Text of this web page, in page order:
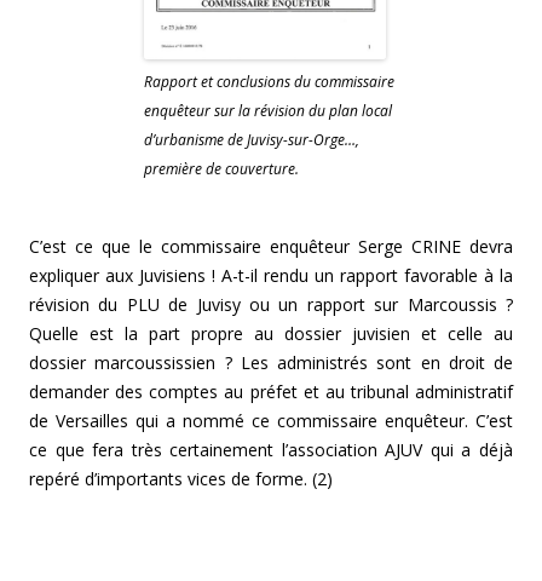
Rapport et conclusions du commissaire
enquêteur sur la révision du plan local
d’urbanisme de Juvisy-sur-Orge…,
première de couverture.
C’est ce que le commissaire enquêteur Serge CRINE devra
expliquer aux Juvisiens ! A-t-il rendu un rapport favorable à la
révision du PLU de Juvisy ou un rapport sur Marcoussis ?
Quelle est la part propre au dossier juvisien et celle au
dossier marcoussissien ? Les administrés sont en droit de
demander des comptes au préfet et au tribunal administratif
de Versailles qui a nommé ce commissaire enquêteur. C’est
ce que fera très certainement l’association AJUV qui a déjà
repéré d’importants vices de forme. (2)